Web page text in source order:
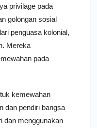
privilage pada
golongan sosial
penguasa kolonial,
Mereka
pada
kemewahan
dan pendiri bangsa
dan menggunakan